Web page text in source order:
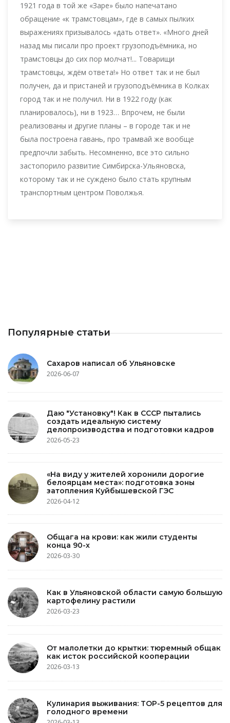
1921 года в той же «Заре» было напечатано
обращение «к трамстовцам», где в самых пылких
выражениях призывалось «дать ответ». «Много дней
назад мы писали про проект грузоподъёмника, но
трамстовцы до сих пор молчат!... Товарищи
трамстовцы, ждём ответа!» Но ответ так и не был
получен, да и пристаней и грузоподъёмника в Колках
город так и не получил. Ни в 1922 году (как
планировалось), ни в 1923… Впрочем, не были
реализованы и другие планы – в городе так и не
была построена гавань, про трамвай же вообще
предпочли забыть. Несомненно, все это сильно
застопорило развитие Симбирска-Ульяновска,
которому так и не суждено было стать крупным
транспортным центром Поволжья.
Популярные статьи
Сахаров написал об Ульяновске
2026-06-07
Даю "Установку"! Как в СССР пытались
создать идеальную систему
делопроизводства и подготовки кадров
2026-05-23
«На виду у жителей хоронили дорогие
белоярцам места»: подготовка зоны
затопления Куйбышевской ГЭС
2026-04-12
Общага на крови: как жили студенты
конца 90-х
2026-03-30
Как в Ульяновской области самую большую
картофелину растили
2026-03-23
От малолетки до крытки: тюремный общак
как исток российской кооперации
2026-03-13
Кулинария выживания: TOP-5 рецептов для
голодного времени